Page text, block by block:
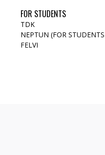
FOR STUDENTS
TDK
NEPTUN (FOR
FELVI